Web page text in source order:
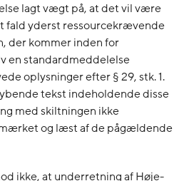
lagt vægt på, at det vil være
fald yderst ressourcekrævende
der kommer inden for
en standardmeddelelse
oplysninger efter § 29, stk. 1.
tekst indeholdende disse
med skiltningen ikke
og læst af de pågældende
ikke, at underretning af Høje-